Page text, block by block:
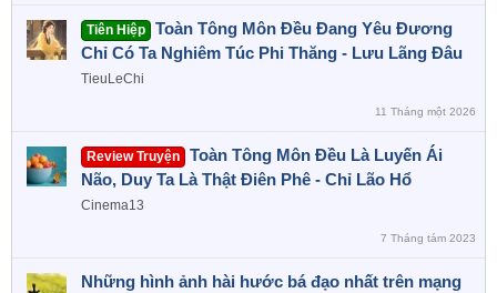
Tiên Hiệp
Toàn Tông Môn Đều Đang Yêu Đương
Chỉ Có Ta Nghiêm Túc Phi Thăng - Lưu Lãng Đâu
TieuLeChi
11 Tháng một 2026
Review Truyện
Toàn Tông Môn Đều Là Luyến Ái
Não, Duy Ta Là Thật Điên Phê - Chỉ Lão Hổ
Cinema13
7 Tháng tám 2023
Những hình ảnh hài hước bá đạo nhất trên mạng